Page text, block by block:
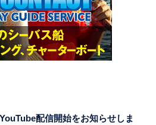
配信開始をお知らせしま